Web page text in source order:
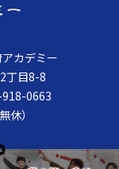
カデミー
丁目8-8
0663
休）